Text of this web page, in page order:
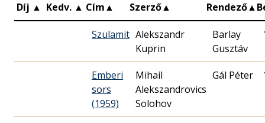
Díj ▲ Kedv. ▲ Cím▲ Szerző▲ Rendező▲
Szulamit Alekszandr
Kuprin
Barlay
Gusztáv
Emberi
sors
(1959)
Mihail
Alekszandrovics
Solohov
Gál Péter